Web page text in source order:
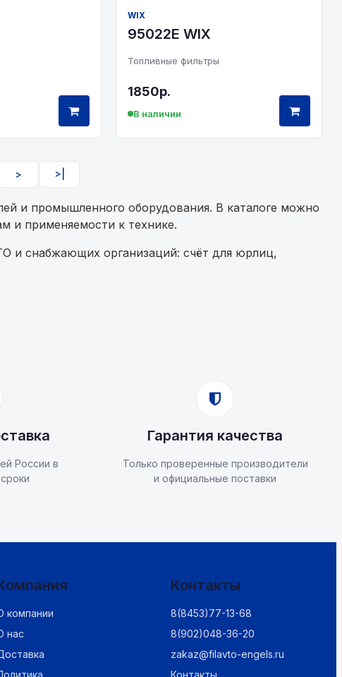
WIX
95022E WIX
Топливные фильтры
1850р.
В наличии
> >|
и промышленного оборудования. В каталоге можно
и применяемости к технике.
и снабжающих организаций: счёт для юрлиц,
России в
Гарантия качества
Только проверенные производители
и официальные поставки
компании
нас
Контакты
8(8453)77-13-68
8(902)048-36-20
zakaz@filavto-engels.ru
Контакты